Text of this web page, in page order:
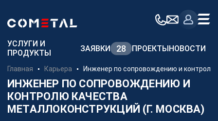
Для заказчиков
Механическая обработка металла на заказ
Производство металлоконструкций
Заготовительное производство металла
Производство и поставка метизов
УСЛУГИ И
ПРОДУКТЫ
ЗАЯВКИ 28 ПРОЕКТЫНОВОСТИ
Главная Карьера Инженер по сопровождению и контролю
ИНЖЕНЕР ПО СОПРОВОЖДЕНИЮ И
КОНТРОЛЮ КАЧЕСТВА
МЕТАЛЛОКОНСТРУКЦИЙ (Г. МОСКВА)